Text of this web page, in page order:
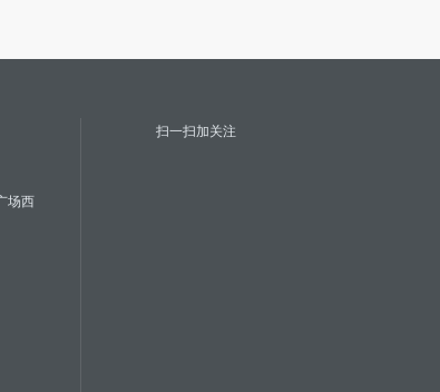
场西
扫一扫加关注